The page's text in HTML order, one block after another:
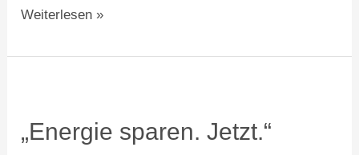
Weiterlesen »
„Energie sparen. Jetzt.“
Jetzt.“